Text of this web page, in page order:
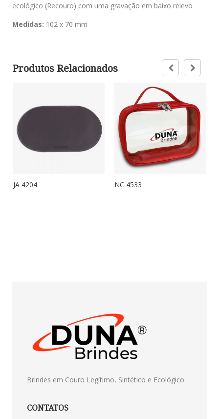
ecológico (Recouro) com uma gravação em baixo relevo
Medidas: 102 x 70 mm
Produtos Relacionados
JA 4204 NC 4533
Brindes em Couro Legítimo, Sintético e Ecológico.
CONTATOS